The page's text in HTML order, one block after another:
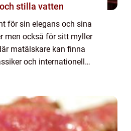
stilla vatten
för sin elegans och sina
men också för sitt myller
matälskare kan finna
och internationell